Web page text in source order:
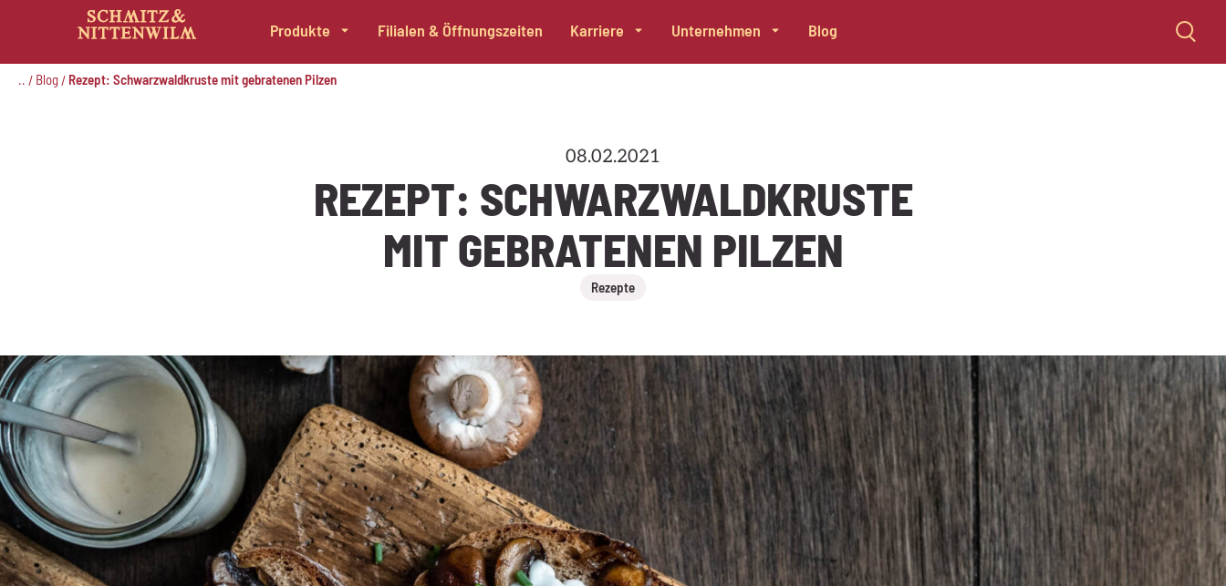
Inhalt
Produkte Filialen & Öffnungszeiten Karriere Unternehmen Blog
.. / Blog/ Rezept: Schwarzwaldkruste mit gebratenen Pilzen
08.02.2021
REZEPT: SCHWARZWALDKRUSTE
MIT GEBRATENEN PILZEN
Rezepte